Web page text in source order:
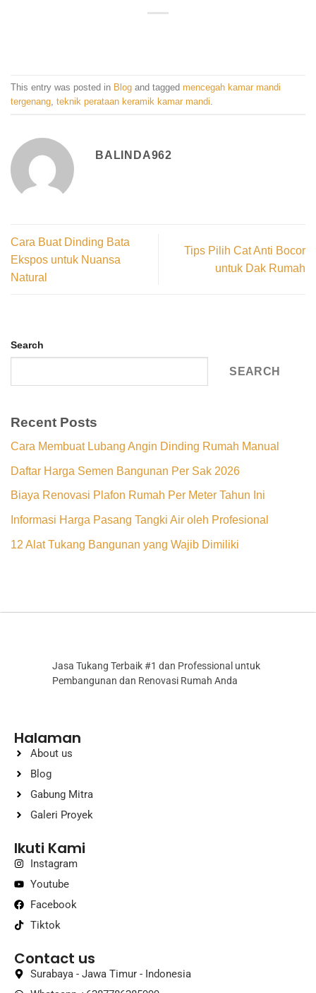
This entry was posted in Blog and tagged mencegah kamar mandi
tergenang teknik perataan keramik kamar mandi
BALINDA962
Cara Buat Dinding Bata
Ekspos untuk Nuansa
Natural
Tips Pilih Cat Anti Bocor
untuk Dak Rumah
Search
SEARCH
Recent Posts
Cara Membuat Lubang Angin Dinding Rumah Manual
Daftar Harga Semen Bangunan Per Sak 2026
Biaya Renovasi Plafon Rumah Per Meter Tahun Ini
Informasi Harga Pasang Tangki Air oleh Profesional
12 Alat Tukang Bangunan yang Wajib Dimiliki
Jasa Tukang Terbaik #1 dan Professional untuk
Pembangunan dan Renovasi Rumah Anda
Halaman
About us
Blog
Gabung Mitra
Galeri Proyek
Ikuti Kami
Instagram
Youtube
Facebook
Tiktok
Contact us
Surabaya - Jawa Timur - Indonesia